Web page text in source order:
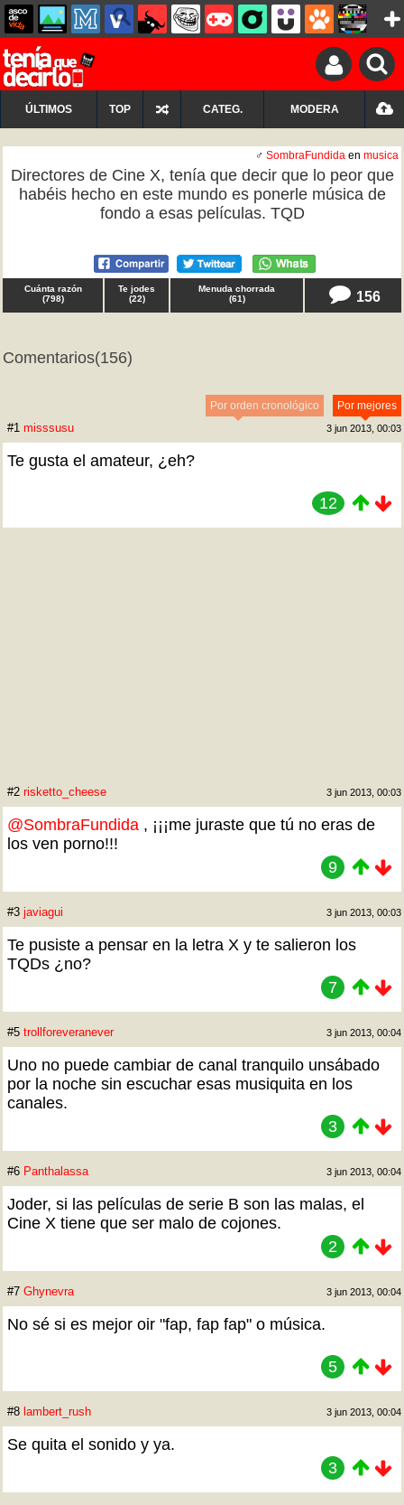
ÚLTIMOS TOP CATEG. MODERA
♂ SombraFundida en musica
Directores de Cine X, tenía que decir que lo peor que
habéis hecho en este mundo es ponerle música de
fondo a esas películas. TQD
Cuánta razón
(798)
Te jodes
(22)
Menuda chorrada
(61) 156
Comentarios(156)
Por mejores
Por orden cronológico
#1 misssusu 3 jun 2013, 00:03
Te gusta el amateur, ¿eh?
12
#2 risketto_cheese 3 jun 2013, 00:03
@SombraFundida , ¡¡¡me juraste que tú no eras de
los ven porno!!!
9
#3 javiagui 3 jun 2013, 00:03
Te pusiste a pensar en la letra X y te salieron los
TQDs ¿no?
7
#5 trollforeveranever 3 jun 2013, 00:04
Uno no puede cambiar de canal tranquilo unsábado
por la noche sin escuchar esas musiquita en los
canales.
3
#6 Panthalassa 3 jun 2013, 00:04
Joder, si las películas de serie B son las malas, el
Cine X tiene que ser malo de cojones.
2
#7 Ghynevra 3 jun 2013, 00:04
No sé si es mejor oir "fap, fap fap" o música.
5
#8 lambert_rush 3 jun 2013, 00:04
Se quita el sonido y ya.
3